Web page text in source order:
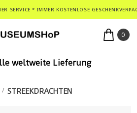
SERVICE * IMMER KOSTENLOSE
0
weltweite Lieferung
/ STREEKDRACHTEN